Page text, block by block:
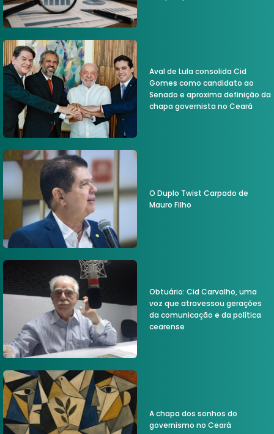
Aval de Lula consolida Cid
Gomes como candidato ao
Senado e aproxima definição da
chapa governista no Ceará
O Duplo Twist Carpado de
Mauro Filho
Obtuário: Cid Carvalho, uma
voz que atravessou gerações
da comunicação e da política
cearense
A chapa dos sonhos do
governismo no Ceará